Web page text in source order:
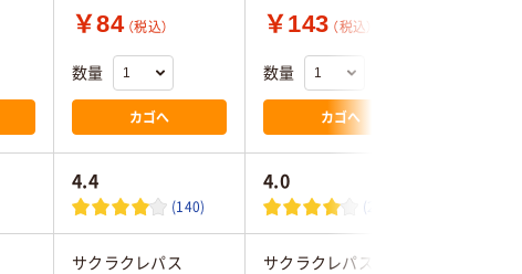
￥84 （税込）
数量
カゴへ
￥143 （税込）
数量
カゴへ
4.4
(140)
4.0
(2)
サクラクレパス サクラクレパス